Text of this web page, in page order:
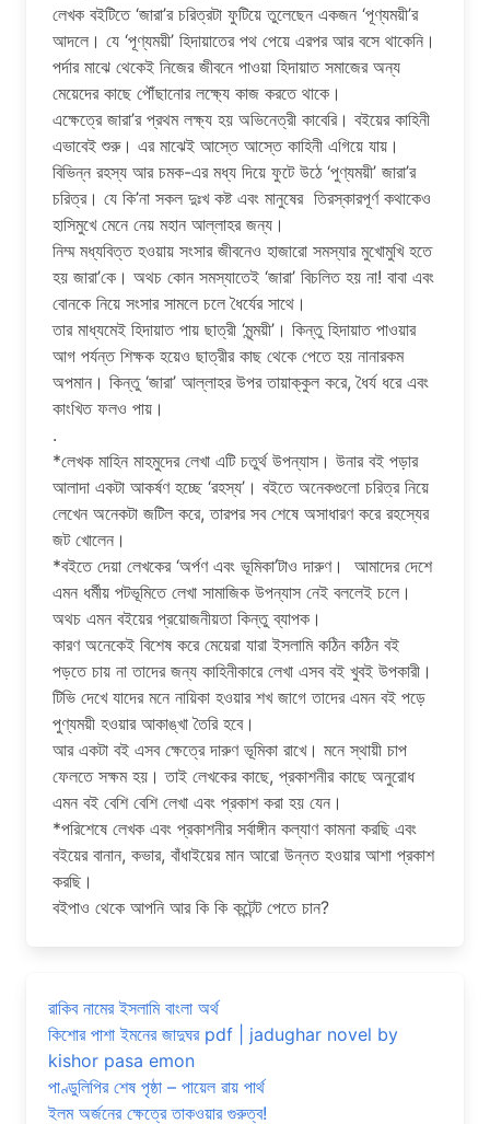
লেখক বইটিতে ‘জারা’র চরিত্রটা ফুটিয়ে তুলেছেন একজন ‘পূণ্যময়ী’র
আদলে। যে ‘পূণ্যময়ী’ হিদায়াতের পথ পেয়ে এরপর আর বসে থাকেনি।
পর্দার মাঝে থেকেই নিজের জীবনে পাওয়া হিদায়াত সমাজের অন্য
মেয়েদের কাছে পৌঁছানোর লক্ষ্যে কাজ করতে থাকে।
এক্ষেত্রে জারা’র প্রথম লক্ষ্য হয় অভিনেত্রী কাবেরি। বইয়ের কাহিনী
এভাবেই শুরু। এর মাঝেই আস্তে আস্তে কাহিনী এগিয়ে যায়।
বিভিন্ন রহস্য আর চমক-এর মধ্য দিয়ে ফুটে উঠে ‘পুণ্যময়ী’ জারা’র
চরিত্র। যে কি’না সকল দুঃখ কষ্ট এবং মানুষের তিরস্কারপূর্ণ কথাকেও
হাসিমুখে মেনে নেয় মহান আল্লাহর জন্য।
নিম্ম মধ্যবিত্ত হওয়ায় সংসার জীবনেও হাজারো সমস্যার মুখোমুখি হতে
হয় জারা’কে। অথচ কোন সমস্যাতেই ‘জারা’ বিচলিত হয় না! বাবা এবং
বোনকে নিয়ে সংসার সামলে চলে ধৈর্যের সাথে।
তার মাধ্যমেই হিদায়াত পায় ছাত্রী ‘মৃন্ময়ী’। কিন্তু হিদায়াত পাওয়ার
আগ পর্যন্ত শিক্ষক হয়েও ছাত্রীর কাছ থেকে পেতে হয় নানারকম
অপমান। কিন্তু ‘জারা’ আল্লাহর উপর তায়াক্কুল করে, ধৈর্য ধরে এবং
কাংখিত ফলও পায়।
.
*লেখক মাহিন মাহমুদের লেখা এটি চতুর্থ উপন্যাস। উনার বই পড়ার
আলাদা একটা আকর্ষণ হচ্ছে ‘রহস্য’। বইতে অনেকগুলো চরিত্র নিয়ে
লেখেন অনেকটা জটিল করে, তারপর সব শেষে অসাধারণ করে রহস্যের
জট খোলেন।
*বইতে দেয়া লেখকের ‘অর্পণ এবং ভূমিকা’টাও দারুণ। আমাদের দেশে
এমন ধর্মীয় পটভূমিতে লেখা সামাজিক উপন্যাস নেই বললেই চলে।
অথচ এমন বইয়ের প্রয়োজনীয়তা কিন্তু ব্যাপক।
কারণ অনেকেই বিশেষ করে মেয়েরা যারা ইসলামি কঠিন কঠিন বই
পড়তে চায় না তাদের জন্য কাহিনীকারে লেখা এসব বই খুবই উপকারী।
টিভি দেখে যাদের মনে নায়িকা হওয়ার শখ জাগে তাদের এমন বই পড়ে
পুণ্যময়ী হওয়ার আকাঙ্খা তৈরি হবে।
আর একটা বই এসব ক্ষেত্রে দারুণ ভূমিকা রাখে। মনে স্থায়ী চাপ
ফেলতে সক্ষম হয়। তাই লেখকের কাছে, প্রকাশনীর কাছে অনুরোধ
এমন বই বেশি বেশি লেখা এবং প্রকাশ করা হয় যেন।
*পরিশেষে লেখক এবং প্রকাশনীর সর্বাঙ্গীন কল্যাণ কামনা করছি এবং
বইয়ের বানান, কভার, বাঁধাইয়ের মান আরো উন্নত হওয়ার আশা প্রকাশ
করছি।
বইপাও থেকে আপনি আর কি কি কন্টেন্ট পেতে চান?
রাকিব নামের ইসলামি বাংলা অর্থ
কিশোর পাশা ইমনের জাদুঘর pdf | jadughar novel by
kishor pasa emon
পাণ্ডুলিপির শেষ পৃষ্ঠা – পায়েল রায় পার্থ
ইলম অর্জনের ক্ষেত্রে তাকওয়ার গুরুত্ব!